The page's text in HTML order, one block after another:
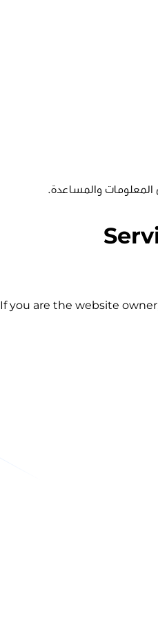
والمساعدة.
If you are the website